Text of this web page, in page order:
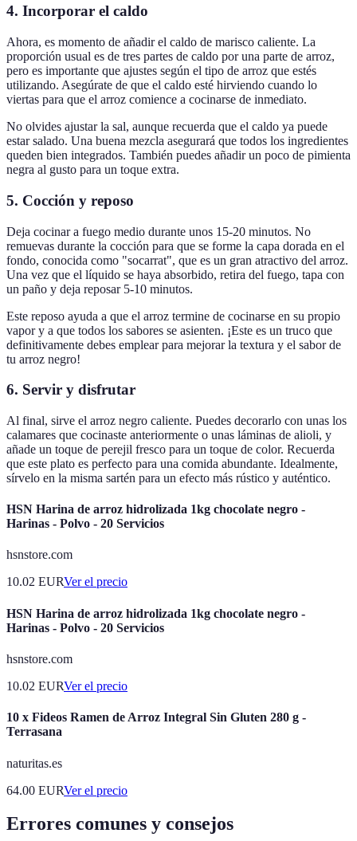
4. Incorporar el caldo
Ahora, es momento de añadir el caldo de marisco caliente. La
proporción usual es de tres partes de caldo por una parte de arroz,
pero es importante que ajustes según el tipo de arroz que estés
utilizando. Asegúrate de que el caldo esté hirviendo cuando lo
viertas para que el arroz comience a cocinarse de inmediato.
No olvides ajustar la sal, aunque recuerda que el caldo ya puede
estar salado. Una buena mezcla asegurará que todos los ingredientes
queden bien integrados. También puedes añadir un poco de pimienta
negra al gusto para un toque extra.
5. Cocción y reposo
Deja cocinar a fuego medio durante unos 15-20 minutos. No
remuevas durante la cocción para que se forme la capa dorada en el
fondo, conocida como "socarrat", que es un gran atractivo del arroz.
Una vez que el líquido se haya absorbido, retira del fuego, tapa con
un paño y deja reposar 5-10 minutos.
Este reposo ayuda a que el arroz termine de cocinarse en su propio
vapor y a que todos los sabores se asienten. ¡Este es un truco que
definitivamente debes emplear para mejorar la textura y el sabor de
tu arroz negro!
6. Servir y disfrutar
Al final, sirve el arroz negro caliente. Puedes decorarlo con unas los
calamares que cocinaste anteriormente o unas láminas de alioli, y
añade un toque de perejil fresco para un toque de color. Recuerda
que este plato es perfecto para una comida abundante. Idealmente,
sírvelo en la misma sartén para un efecto más rústico y auténtico.
HSN Harina de arroz hidrolizada 1kg chocolate negro -
Harinas - Polvo - 20 Servicios
hsnstore.com
10.02 EURVer el precio
HSN Harina de arroz hidrolizada 1kg chocolate negro -
Harinas - Polvo - 20 Servicios
hsnstore.com
10.02 EURVer el precio
10 x Fideos Ramen de Arroz Integral Sin Gluten 280 g -
Terrasana
naturitas.es
64.00 EURVer el precio
Errores comunes y consejos